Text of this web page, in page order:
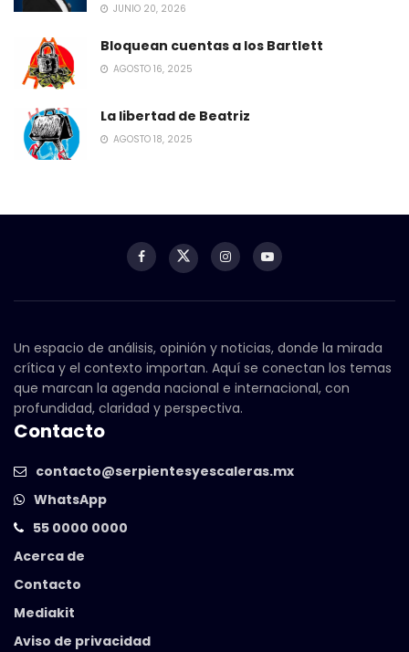
JUNIO 20, 2026
Bloquean cuentas a los Bartlett
AGOSTO 16, 2025
La libertad de Beatriz
AGOSTO 18, 2025
Un espacio de análisis, opinión y noticias, donde la mirada
crítica y el contexto importan. Aquí se conectan los temas
que marcan la agenda nacional e internacional, con
profundidad, claridad y perspectiva.
Contacto
contacto@serpientesyescaleras.mx
WhatsApp
55 0000 0000
Acerca de
Contacto
Mediakit
Aviso de privacidad